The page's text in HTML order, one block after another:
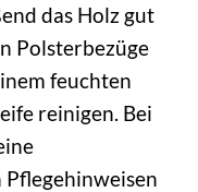
das Holz gut
Polsterbezüge
feuchten
reinigen. Bei
Pflegehinweisen